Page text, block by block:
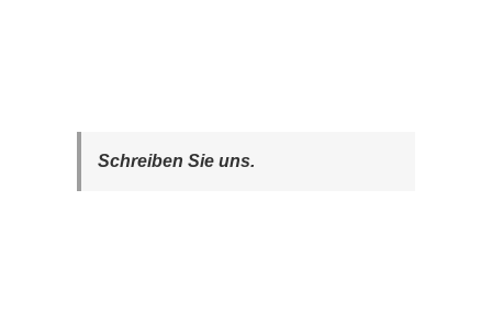
Schreiben Sie uns.